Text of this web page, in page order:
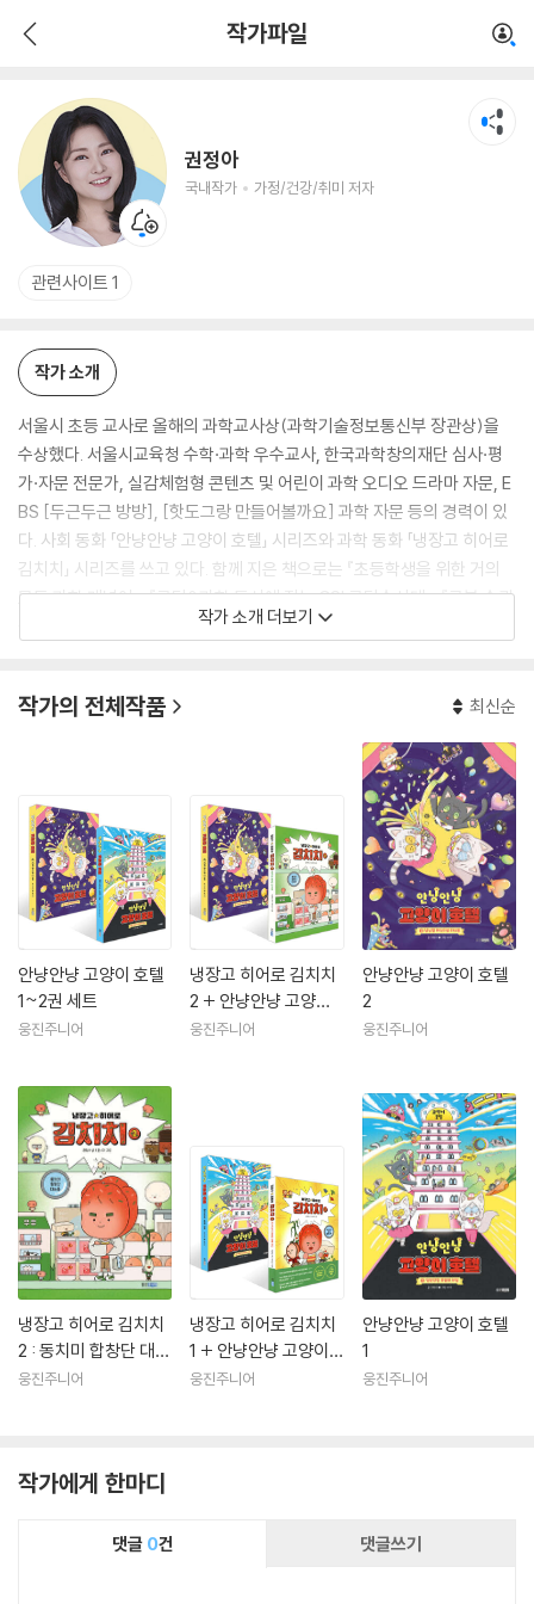
작가파일
권정아
국내작가 가정/건강/취미 저자
가정/건강/취미 저자
관련사이트 1
작가 소개
서울시 초등 교사로 올해의 과학교사상(과학기술정보통신부 장관상)을
수상했다. 서울시교육청 수학·과학 우수교사, 한국과학창의재단 심사·평
가·자문 전문가, 실감체험형 콘텐츠 및 어린이 과학 오디오 드라마 자문, E
BS [두근두근 방방], [핫도그랑 만들어볼까요] 과학 자문 등의 경력이 있
다. 사회 동화 「안냥안냥 고양이 호텔」 시리즈와 과학 동화 「냉장고 히어로
김치치」 시리즈를 쓰고 있다. 함께 지은 책으로는 『초등학생을 위한 거의
모든 과학 개념어』, 『코딩&과학 동시에 잡는 CSI 코딩수사대』, 『공부 습관
을 잡아주는 초등 방학 탐구생활』 등이 있다.
작가 소개 더보기
작가의 전체작품 최신순
안냥안냥 고양이 호텔
1~2권 세트
웅진주니어
냉장고 히어로 김치치
2 + 안냥안냥 고양이
호텔 2 세트
웅진주니어
안냥안냥 고양이 호텔
2
웅진주니어
냉장고 히어로 김치치
2 : 동치미 합창단 대소
동
웅진주니어
냉장고 히어로 김치치
1 + 안냥안냥 고양이
호텔 1 세트
웅진주니어
안냥안냥 고양이 호텔
1
웅진주니어
작가에게 한마디
댓글 0건 댓글쓰기